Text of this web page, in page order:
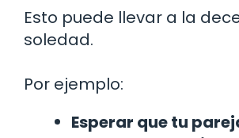
Esto puede llevar a la
soledad.
Por ejemplo:
Esperar que tu